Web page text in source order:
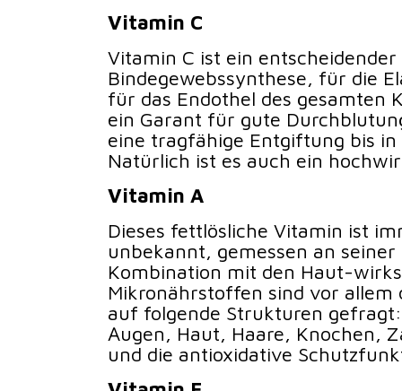
Vitamin C
Vitamin C ist ein
Bindegewebssynthese, für die
für das Endothel des gesamten
ein Garant für gute
eine tragfähige Entgiftung bis in
Natürlich ist es auch ein
Vitamin A
Dieses fettlösliche Vitamin ist
unbekannt, gemessen an
Kombination mit den Haut-
Mikronährstoffen sind vor allem
auf folgende Strukturen
Augen, Haut, Haare, Knochen,
und die antioxidative